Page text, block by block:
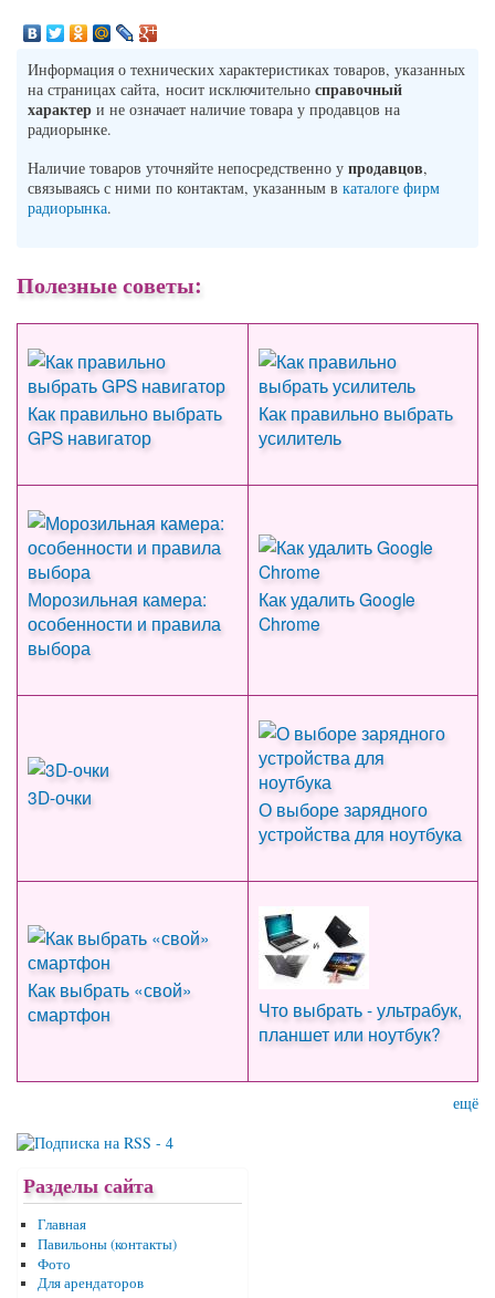
Информация о технических характеристиках товаров, указанных
на страницах сайта, носит исключительно справочный
характер и не означает наличие товара у продавцов на
радиорынке.
Наличие товаров уточняйте непосредственно у продавцов,
связываясь с ними по контактам, указанным в каталоге фирм
радиорынка.
Полезные советы:
Как правильно выбрать
GPS навигатор
Как правильно выбрать
усилитель
Морозильная камера:
особенности и правила
выбора
Как удалить Google
Chrome
3D-очки
О выборе зарядного
устройства для ноутбука
Как выбрать «свой»
смартфон
Что выбрать - ультрабук,
планшет или ноутбук?
ещё
Разделы сайта
Главная
Павильоны (контакты)
Фото
Для арендаторов